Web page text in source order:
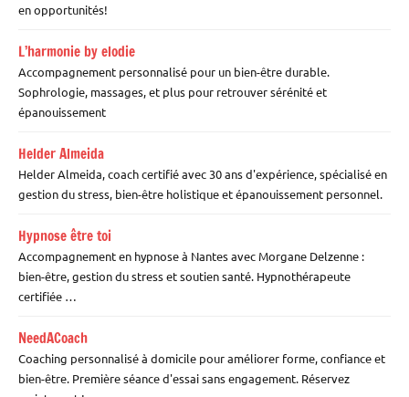
en opportunités!
L’harmonie by elodie
Accompagnement personnalisé pour un bien-être durable.
Sophrologie, massages, et plus pour retrouver sérénité et
épanouissement
Helder Almeida
Helder Almeida, coach certifié avec 30 ans d'expérience, spécialisé en
gestion du stress, bien-être holistique et épanouissement personnel.
Hypnose être toi
Accompagnement en hypnose à Nantes avec Morgane Delzenne :
bien-être, gestion du stress et soutien santé. Hypnothérapeute
certifiée …
NeedACoach
Coaching personnalisé à domicile pour améliorer forme, confiance et
bien-être. Première séance d'essai sans engagement. Réservez